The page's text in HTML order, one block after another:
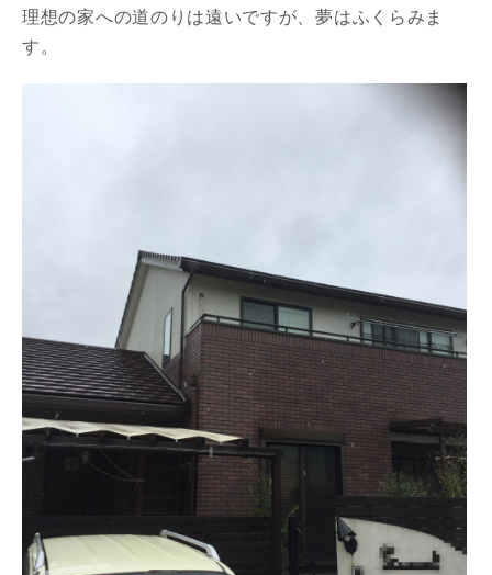
理想の家への道のりは遠いですが、夢はふくらみま
す。